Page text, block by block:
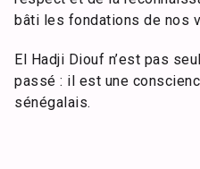
bâti les fondations de nos
El Hadji Diouf n’est pas
passé : il est une
sénégalais.